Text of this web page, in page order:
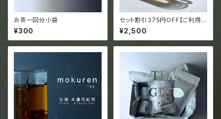
お茶一回分小袋
¥300
セット割引375円OFF【ご利用
はじめての方に！】スターターセ
ット（グラスティー一押し）
¥2,500